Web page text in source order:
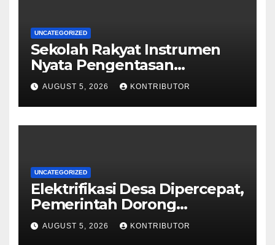
UNCATEGORIZED
Sekolah Rakyat Instrumen
Nyata Pengentasan
Kemiskinan Antargenerasi
AUGUST 5, 2026 KONTRIBUTOR
UNCATEGORIZED
Elektrifikasi Desa Dipercepat,
Pemerintah Dorong
Ketahanan Energi dan
Kesejahteraan Masyarakat
AUGUST 5, 2026 KONTRIBUTOR